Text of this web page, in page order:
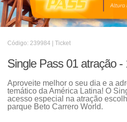
Código: 239984 | Ticket
Single Pass 01 atração -
Aproveite melhor o seu dia e a
temático da América Latina! O
acesso especial na atração
parque Beto Carrero World.